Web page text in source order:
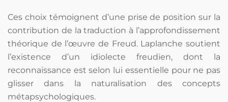
Ces choix témoignent d’une prise de position sur la
contribution de la traduction à l’approfondissement
théorique de l’œuvre de Freud. Laplanche soutient
l’existence d’un idiolecte freudien, dont la
reconnaissance est selon lui essentielle pour ne pas
glisser dans la naturalisation des concepts
métapsychologiques.